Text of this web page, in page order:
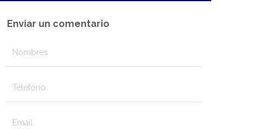
Enviar un comentario